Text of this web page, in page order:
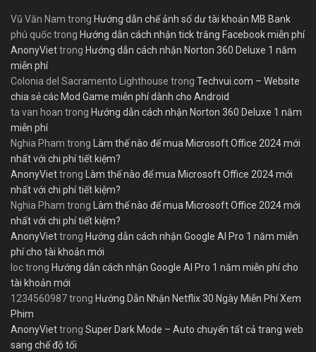
Vũ Văn Nam trong Hướng dẫn chế ảnh số dư tài khoản MB Bank
phú quốctrong Hướng dẫn cách nhận tick trắng Facebook miễn phí
AnonyViettrong Hướng dẫn cách nhận Norton 360 Deluxe 1 năm
miễn phí
Colonia del Sacramento Lighthouse trong Techvui.com – Website
chia sẻ các Mod Game miễn phí dành cho Android
ta van hoan trong Hướng dẫn cách nhận Norton 360 Deluxe 1 năm
miễn phí
Nghia Pham trong Làm thế nào để mua Microsoft Office 2024 mới
nhất với chi phí tiết kiệm?
AnonyViettrong Làm thế nào để mua Microsoft Office 2024 mới
nhất với chi phí tiết kiệm?
Nghia Pham trong Làm thế nào để mua Microsoft Office 2024 mới
nhất với chi phí tiết kiệm?
AnonyViettrong Hướng dẫn cách nhận Google AI Pro 1 năm miễn
phí cho tài khoản mới
loctrong Hướng dẫn cách nhận Google AI Pro 1 năm miễn phí cho
tài khoản mới
1234560987trong Hướng Dẫn Nhận Netflix 30 Ngày Miễn Phí Xem
Phim
AnonyViettrong Super Dark Mode – Auto chuyển tất cả trang web
sang chế độ tối